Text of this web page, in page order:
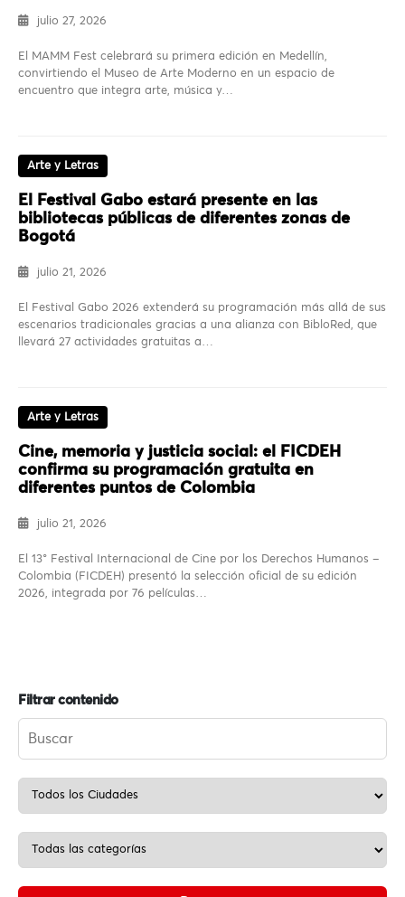
julio 27, 2026
El MAMM Fest celebrará su primera edición en Medellín,
convirtiendo el Museo de Arte Moderno en un espacio de
encuentro que integra arte, música y…
Arte y Letras
El Festival Gabo estará presente en las
bibliotecas públicas de diferentes zonas de
Bogotá
julio 21, 2026
El Festival Gabo 2026 extenderá su programación más allá de sus
escenarios tradicionales gracias a una alianza con BibloRed, que
llevará 27 actividades gratuitas a…
Arte y Letras
Cine, memoria y justicia social: el FICDEH
confirma su programación gratuita en
diferentes puntos de Colombia
julio 21, 2026
El 13° Festival Internacional de Cine por los Derechos Humanos –
Colombia (FICDEH) presentó la selección oficial de su edición
2026, integrada por 76 películas…
Filtrar contenido